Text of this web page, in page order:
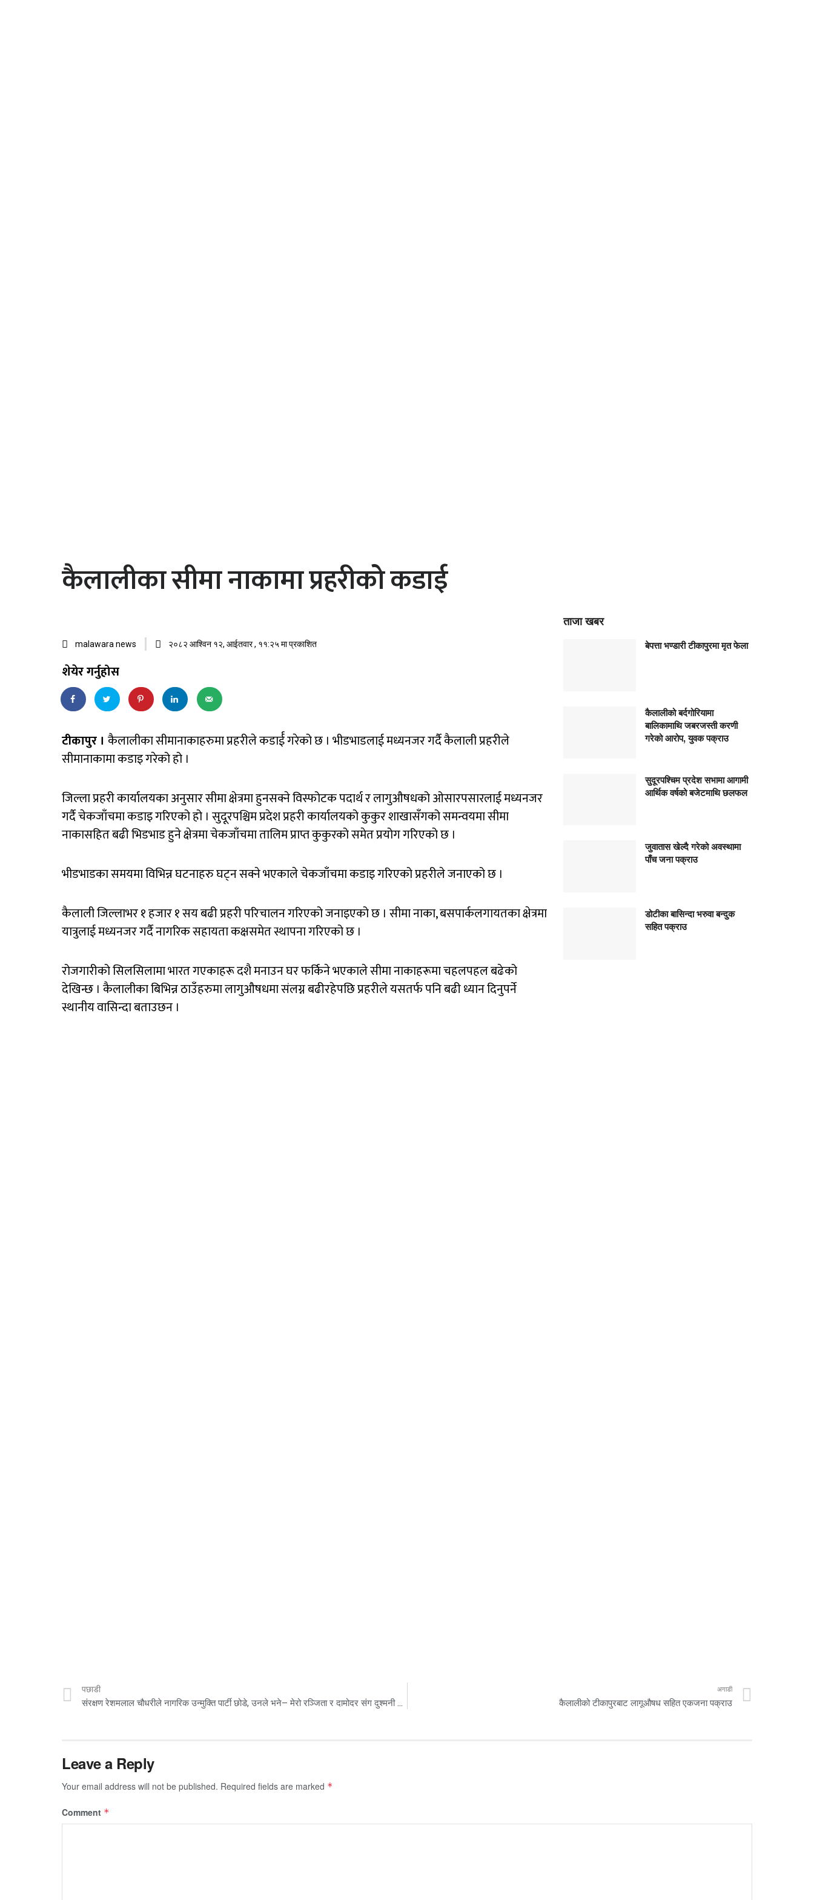
कैलालीका सीमा नाकामा प्रहरीको कडाई
malawara news २०८२ आश्विन १२, आईतवार , ११:२५ मा प्रकाशित
शेयेर गर्नुहोस
टीकापुर । कैलालीका सीमानाकाहरुमा प्रहरीले कडार्ई गरेको छ । भीडभाडलाई मध्यनजर गर्दै कैलाली प्रहरीले
सीमानाकामा कडाइ गरेको हो ।
जिल्ला प्रहरी कार्यालयका अनुसार सीमा क्षेत्रमा हुनसक्ने विस्फोटक पदार्थ र लागुऔषधको ओसारपसारलाई मध्यनजर
गर्दै चेकजाँचमा कडाइ गरिएको हो । सुदूरपश्चिम प्रदेश प्रहरी कार्यालयको कुकुर शाखासँगको समन्वयमा सीमा
नाकासहित बढी भिडभाड हुने क्षेत्रमा चेकजाँचमा तालिम प्राप्त कुकुरको समेत प्रयोग गरिएको छ ।
भीडभाडका समयमा विभिन्न घटनाहरु घट्न सक्ने भएकाले चेकजाँचमा कडाइ गरिएको प्रहरीले जनाएको छ ।
कैलाली जिल्लाभर १ हजार १ सय बढी प्रहरी परिचालन गरिएको जनाइएको छ । सीमा नाका, बसपार्कलगायतका क्षेत्रमा
यात्रुलाई मध्यनजर गर्दै नागरिक सहायता कक्षसमेत स्थापना गरिएको छ ।
रोजगारीको सिलसिलामा भारत गएकाहरू दशै मनाउन घर फर्किने भएकाले सीमा नाकाहरूमा चहलपहल बढेको
देखिन्छ । कैलालीका बिभिन्न ठाउँहरुमा लागुऔषधमा संलग्न बढीरहेपछि प्रहरीले यसतर्फ पनि बढी ध्यान दिनुपर्ने
स्थानीय वासिन्दा बताउछन ।
ताजा खबर
बेपत्ता भण्डारी टीकापुरमा मृत फेला
कैलालीको बर्दगोरियामा
बालिकामाथि जबरजस्ती करणी
गरेको आरोप, युवक पक्राउ
सुदूरपश्चिम प्रदेश सभामा आगामी
आर्थिक वर्षको बजेटमाथि छलफल
जुवातास खेल्दै गरेको अवस्थामा
पाँच जना पक्राउ
डोटीका बासिन्दा भरुवा बन्दुक
सहित पक्राउ
पछाडी
संरक्षण रेशमलाल चौधरीले नागरिक उन्मुक्ति पार्टी छोडे, उनले भने– मेरो रञ्जिता र दामोदर संग दुश्मनी छैन ।
अगाडी
कैलालीको टीकापुरबाट लागूऔषध सहित एकजना पक्राउ
Leave a Reply
Your email address will not be published. Required fields are marked *
Comment *